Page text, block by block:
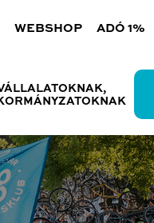
WEBSHOP ADÓ 1%